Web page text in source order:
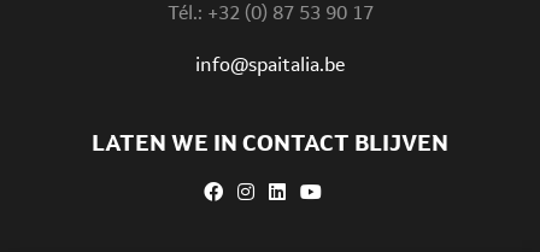
Tél.: +32 (0) 87 53 90 17
info@spaitalia.be
LATEN WE IN CONTACT BLIJVEN